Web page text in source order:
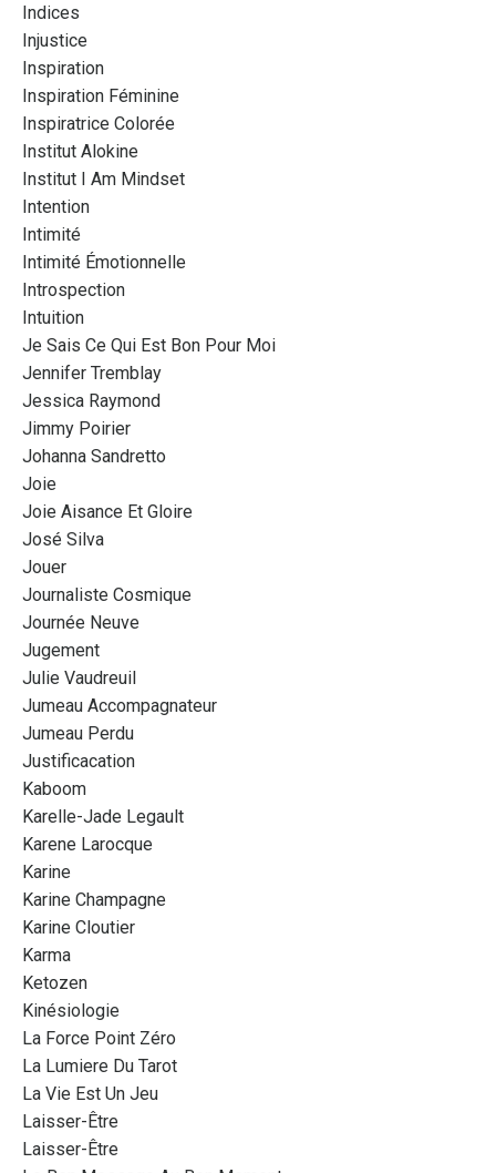
Indices
Injustice
Inspiration
Inspiration Féminine
Inspiratrice Colorée
Institut Alokine
Institut I Am Mindset
Intention
Intimité
Intimité Émotionnelle
Introspection
Intuition
Je Sais Ce Qui Est Bon Pour Moi
Jennifer Tremblay
Jessica Raymond
Jimmy Poirier
Johanna Sandretto
Joie
Joie Aisance Et Gloire
José Silva
Jouer
Journaliste Cosmique
Journée Neuve
Jugement
Julie Vaudreuil
Jumeau Accompagnateur
Jumeau Perdu
Justificacation
Kaboom
Karelle-Jade Legault
Karene Larocque
Karine
Karine Champagne
Karine Cloutier
Karma
Ketozen
Kinésiologie
La Force Point Zéro
La Lumiere Du Tarot
La Vie Est Un Jeu
Laisser-Être
Laisser-Être